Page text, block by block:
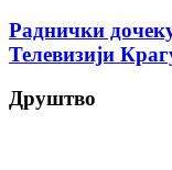
Раднички
Телевизији
Друштво